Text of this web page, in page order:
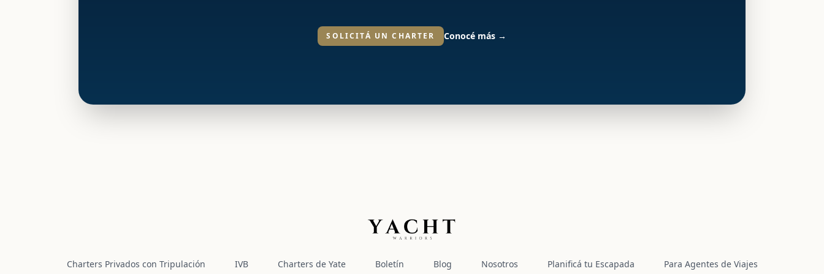
SOLICITÁ UN CHARTER Conocé más →
Yacht Warriors
Charters Privados con Tripulación IVB Charters de Yate Boletín Blog Nosotros Planificá tu Escapada Para Agentes de Viajes